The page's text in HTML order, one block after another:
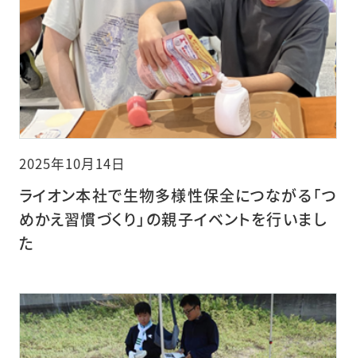
2025年10月14日
ライオン本社で生物多様性保全につながる「つ
めかえ習慣づくり」の親子イベントを行いまし
た